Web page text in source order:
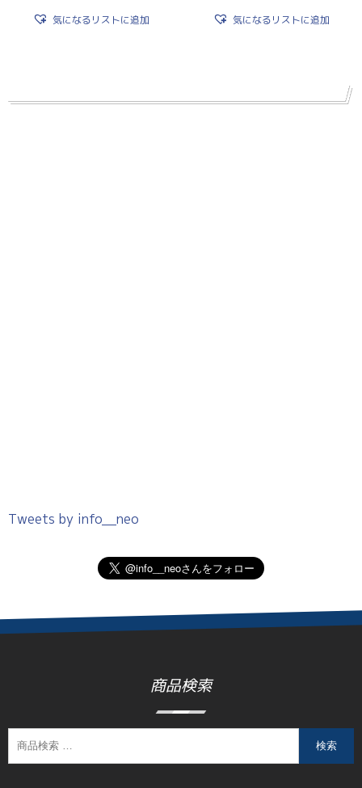
気になるリストに追加 気になるリストに追加
Tweets by info__neo
商品検索
検索